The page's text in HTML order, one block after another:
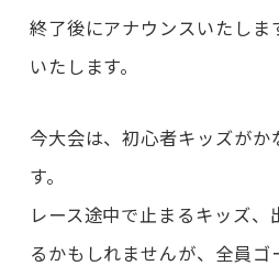
終了後にアナウンスいたしま
いたします。
今大会は、初心者キッズがか
す。
レース途中で止まるキッズ
るかもしれませんが、全員